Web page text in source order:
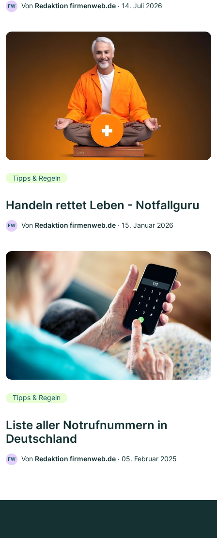
FW Von Redaktion firmenweb.de ‧ 14. Juli 2026
Tipps & Regeln
Handeln rettet Leben - Notfallguru
FW Von Redaktion firmenweb.de ‧ 15. Januar 2026
Tipps & Regeln
Liste aller Notrufnummern in
Deutschland
FW Von Redaktion firmenweb.de ‧ 05. Februar 2025